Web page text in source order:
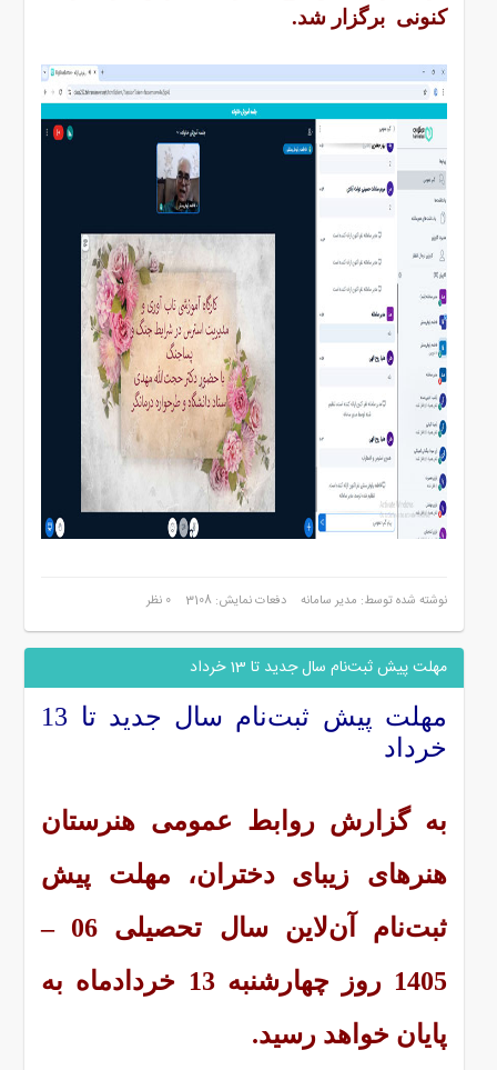
کنونی برگزار شد.
نوشته شده توسط: مدیر سامانه دفعات نمایش: 3108 0 نظر
مهلت پیش ثبت‌نام سال جدید تا 13 خرداد
مهلت پیش ثبت‌نام سال جدید تا 13
خرداد
به گزارش روابط عمومی هنرستان
هنرهای زیبای دختران، مهلت پیش
ثبت‌نام آن‌لاین سال تحصیلی 06 –
1405 روز چهارشنبه 13 خردادماه به
پایان خواهد رسید.